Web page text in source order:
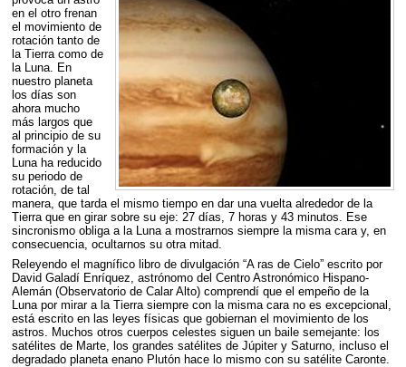
en el otro frenan
el movimiento de
rotación tanto de
la Tierra como de
la Luna. En
nuestro planeta
los días son
ahora mucho
más largos que
al principio de su
formación y la
Luna ha reducido
su periodo de
rotación, de tal
manera, que tarda el mismo tiempo en dar una vuelta alrededor de la
Tierra que en girar sobre su eje: 27 días, 7 horas y 43 minutos. Ese
sincronismo obliga a la Luna a mostrarnos siempre la misma cara y, en
consecuencia, ocultarnos su otra mitad.
Releyendo el magnífico libro de divulgación “A ras de Cielo” escrito por
David Galadí Enríquez, astrónomo del Centro Astronómico Hispano-
Alemán (Observatorio de Calar Alto) comprendí que el empeño de la
Luna por mirar a la Tierra siempre con la misma cara no es excepcional,
está escrito en las leyes físicas que gobiernan el movimiento de los
astros. Muchos otros cuerpos celestes siguen un baile semejante: los
satélites de Marte, los grandes satélites de Júpiter y Saturno, incluso el
degradado planeta enano Plutón hace lo mismo con su satélite Caronte.